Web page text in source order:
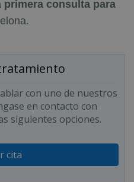
primera consulta para
con uno de nuestros
en contacto con
siguientes opciones.
cita